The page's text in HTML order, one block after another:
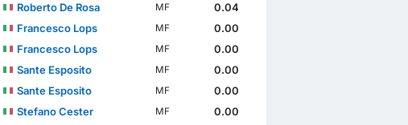
Roberto De Rosa
MF
0.04
Francesco Lops
MF
0.00
Francesco Lops
MF
0.00
Sante Esposito
MF
0.00
Sante Esposito
MF
0.00
Stefano Cester
MF
0.00